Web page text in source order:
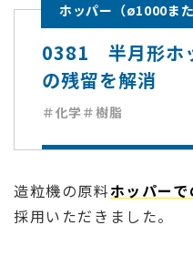
ホッパー（ø1000ま
0381 半月形ホ
の残留を解消
＃化学＃樹脂
造粒機の原料ホッパー
採用いただきました。